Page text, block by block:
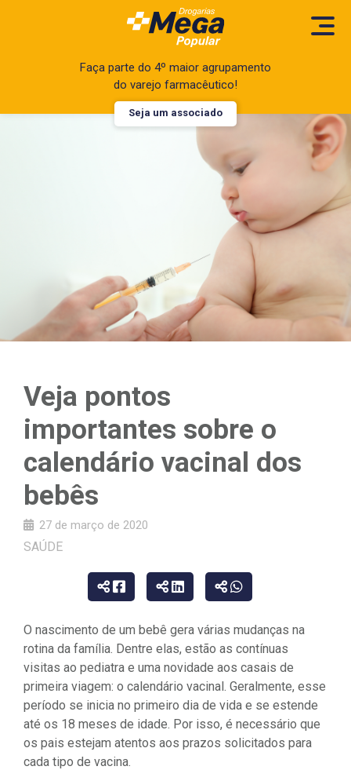
Faça parte do 4º maior agrupamento
do varejo farmacêutico!
Seja um associado
Veja pontos
importantes sobre o
calendário vacinal dos
bebês
27 de março de 2020
SAÚDE
O nascimento de um bebê gera várias mudanças na
rotina da família. Dentre elas, estão as contínuas
visitas ao pediatra e uma novidade aos casais de
primeira viagem: o calendário vacinal. Geralmente, esse
período se inicia no primeiro dia de vida e se estende
até os 18 meses de idade. Por isso, é necessário que
os pais estejam atentos aos prazos solicitados para
cada tipo de vacina.